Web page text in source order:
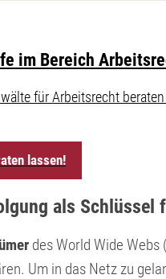
im Bereich
für Arbeitsrecht
lassen!
als Schlüssel
des World Wide
Um in das Netz zu